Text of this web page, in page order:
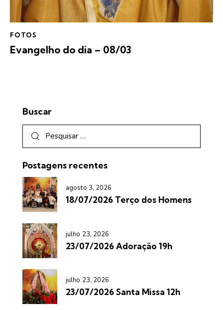
FOTOS
Evangelho do dia – 08/03
Buscar
Postagens recentes
agosto 3, 2026
18/07/2026 Terço dos Homens
julho 23, 2026
23/07/2026 Adoração 19h
julho 23, 2026
23/07/2026 Santa Missa 12h